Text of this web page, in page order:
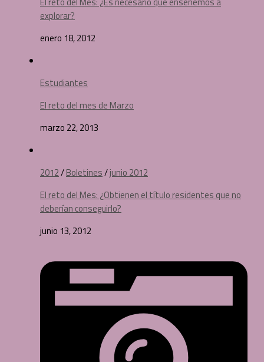
explorar?
enero 18, 2012
Estudiantes
El reto del mes de Marzo
marzo 22, 2013
2012/Boletines/junio 2012
El reto del Mes: ¿Obtienen el título residentes que no
deberían conseguirlo?
junio 13, 2012